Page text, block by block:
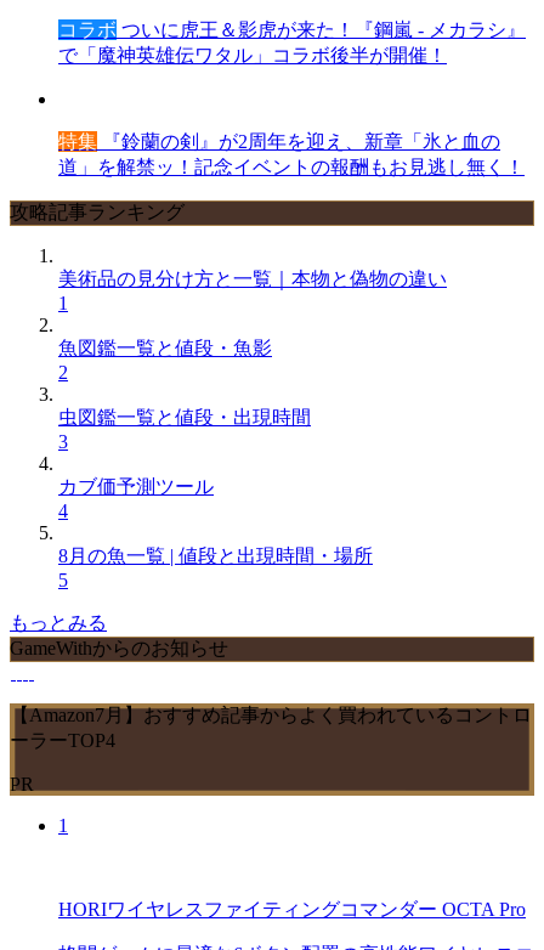
コラボ ついに虎王＆影虎が来た！『鋼嵐 - メカラシ』
で「魔神英雄伝ワタル」コラボ後半が開催！
特集 『鈴蘭の剣』が2周年を迎え、新章「氷と血の
道」を解禁ッ！記念イベントの報酬もお見逃し無く！
攻略記事ランキング
美術品の見分け方と一覧｜本物と偽物の違い
1
魚図鑑一覧と値段・魚影
2
虫図鑑一覧と値段・出現時間
3
カブ価予測ツール
4
8月の魚一覧 | 値段と出現時間・場所
5
もっとみる
GameWithからのお知らせ
【Amazon7月】おすすめ記事からよく買われているコントロ
ーラーTOP4
PR
1
HORIワイヤレスファイティングコマンダー OCTA Pro